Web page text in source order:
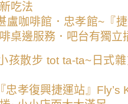
吃法
盧咖啡館．忠孝館~『
桌邊服務．吧台有獨立
孩散步 tot ta-ta~日式雜
忠孝復興捷運站』Fly’s